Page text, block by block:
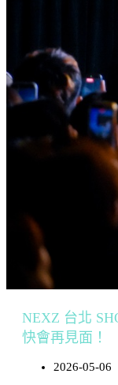
NEXZ 台北
快會再見面！
2026-05-06